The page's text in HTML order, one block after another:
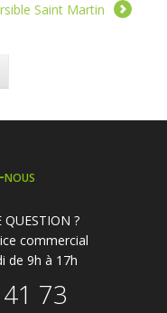
Saint Martin
QUESTION ?
commercial
de 9h à 17h
73